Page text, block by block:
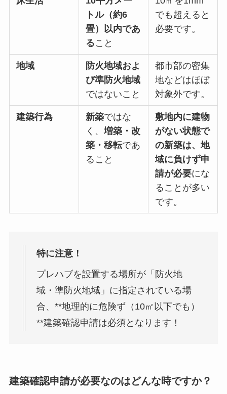
トル（約6
畳）以内であ
ること
でも超えると
必要です。
地域
防火地域およ
び準防火地域
ではないこと
都市部の密集
地などはほぼ
対象外です。
建築行為 新築ではな
く、増築・改
築・移転であ
ること
敷地内に建物
がない状態で
の新築は、地
域に負けず申
請が必要にな
ることが多い
です。
特に注意！
プレハブを設置する場所が「防火地
域・準防火地域」に指定されている場
合、**地理的に危険ず（10㎡以下でも）
**建築確認申請は必須となります！
建築確認申請が必要なのはどんな時ですか？